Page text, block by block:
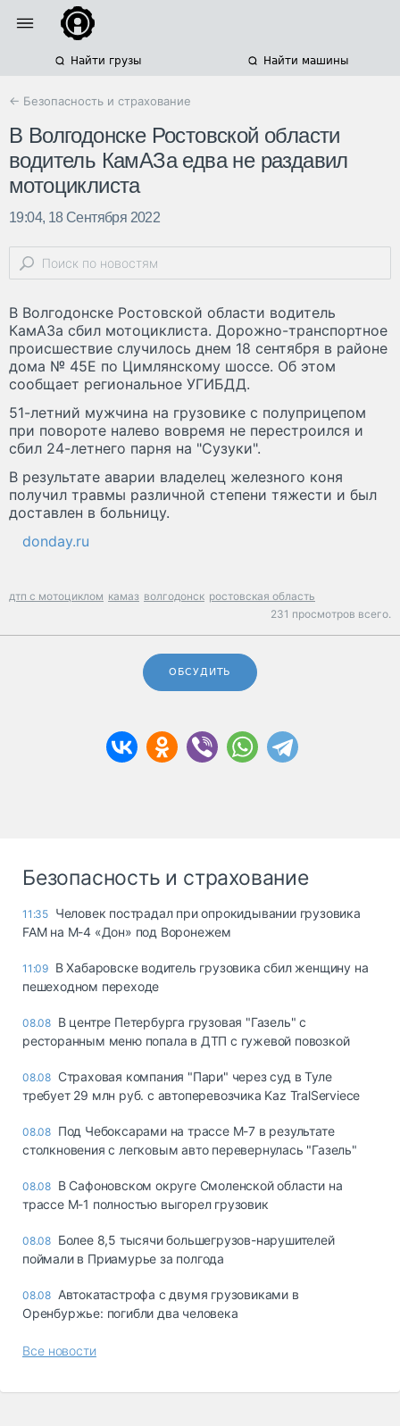
Найти грузы Найти машины
← Безопасность и страхование
В Волгодонске Ростовской области
водитель КамАЗа едва не раздавил
мотоциклиста
19:04, 18 Сентября 2022
В Волгодонске Ростовской области водитель
КамАЗа сбил мотоциклиста. Дорожно-транспортное
происшествие случилось днем 18 сентября в районе
дома № 45Е по Цимлянскому шоссе. Об этом
сообщает региональное УГИБДД.
51-летний мужчина на грузовике с полуприцепом
при повороте налево вовремя не перестроился и
сбил 24-летнего парня на "Сузуки".
В результате аварии владелец железного коня
получил травмы различной степени тяжести и был
доставлен в больницу.
donday.ru
дтп с мотоциклом камаз волгодонск ростовская область
231 просмотров всего.
ОБСУДИТЬ
Безопасность и страхование
11:35 Человек пострадал при опрокидывании грузовика
FAM на М-4 «Дон» под Воронежем
11:09 В Хабаровске водитель грузовика сбил женщину на
пешеходном переходе
08.08 В центре Петербурга грузовая "Газель" с
ресторанным меню попала в ДТП с гужевой повозкой
08.08 Страховая компания "Пари" через суд в Туле
требует 29 млн руб. с автоперевозчика Kaz TralServiece
08.08 Под Чебоксарами на трассе М-7 в результате
столкновения с легковым авто перевернулась "Газель"
08.08 В Сафоновском округе Смоленской области на
трассе М-1 полностью выгорел грузовик
08.08 Более 8,5 тысячи большегрузов-нарушителей
поймали в Приамурье за полгода
08.08 Автокатастрофа с двумя грузовиками в
Оренбуржье: погибли два человека
Все новости